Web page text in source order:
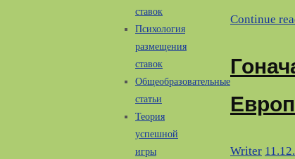
Continue
Writer
ставок
Психология
размещения
ставок
Общеобразовательные
статьи
Теория
успешной
игры